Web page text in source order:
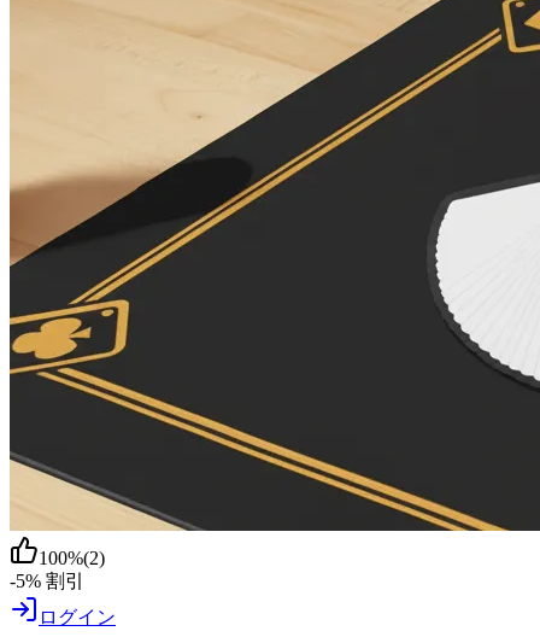
100%(2)
-5% 割引
ログイン